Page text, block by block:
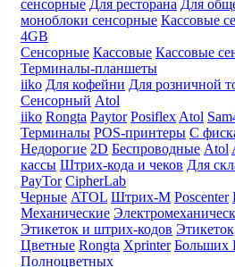
сенсорные Для ресторана Для
моноблоки сенсорные Кассовые
4GB
Сенсорные Кассовые Кассовые
Терминалы-планшеты
iiko Для кофейни Для розничной
Сенсорный Atol
iiko Rongta Paytor Posiflex Atol
Терминалы POS-принтеры С
Недорогие 2D Беспроводные Atol
кассы Штрих-кода и чеков Для
PayTor CipherLab
Черные ATOL Штрих-М Poscenter
Механические
Этикеток и штрих-кодов
Цветные Rongta Xprinter Больших
Полноцветных